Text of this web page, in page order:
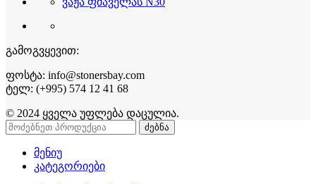
გამოგვყევით:
ფოსტა: info@stonersbay.com
ტელ: (+995) 574 12 41 68
© 2024 ყველა უფლება დაცულია.
ძებნა
მენიუ
კატეგორიები